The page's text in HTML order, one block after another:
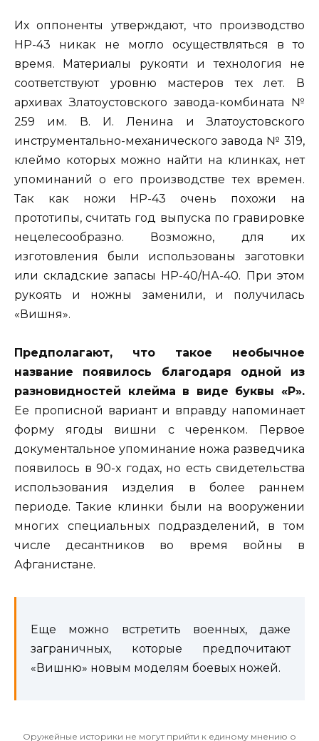
Их оппоненты утверждают, что производство
НР-43 никак не могло осуществляться в то
время. Материалы рукояти и технология не
соответствуют уровню мастеров тех лет. В
архивах Златоустовского завода-комбината №
259 им. В. И. Ленина и Златоустовского
инструментально-механического завода № 319,
клеймо которых можно найти на клинках, нет
упоминаний о его производстве тех времен.
Так как ножи НР-43 очень похожи на
прототипы, считать год выпуска по гравировке
нецелесообразно. Возможно, для их
изготовления были использованы заготовки
или складские запасы НР-40/НА-40. При этом
рукоять и ножны заменили, и получилась
«Вишня».
Предполагают, что такое необычное
название появилось благодаря одной из
разновидностей клейма в виде буквы «Р».
Ее прописной вариант и вправду напоминает
форму ягоды вишни с черенком. Первое
документальное упоминание ножа разведчика
появилось в 90-х годах, но есть свидетельства
использования изделия в более раннем
периоде. Такие клинки были на вооружении
многих специальных подразделений, в том
числе десантников во время войны в
Афганистане.
Еще можно встретить военных, даже
заграничных, которые предпочитают
«Вишню» новым моделям боевых ножей.
Оружейные историки не могут прийти к единому мнению о